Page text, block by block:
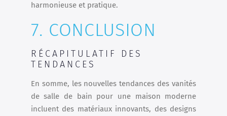
harmonieuse et pratique.
7. CONCLUSION
RÉCAPITULATIF DES
TENDANCES
En somme, les nouvelles tendances des vanités
de salle de bain pour une maison moderne
incluent des matériaux innovants, des designs